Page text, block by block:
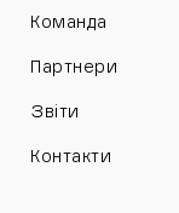
Команда
Партнери
Звіти
Контакти